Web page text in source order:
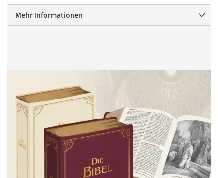
Mehr Informationen